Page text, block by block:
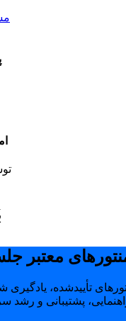
معتبر
تأییدشده،
پشتیبانی و رشد